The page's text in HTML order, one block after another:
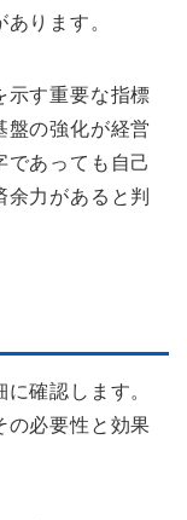
ります。
示す重要な指標
盤の強化が経営
であっても自己
力があると判
確認します。
の必要性と効果